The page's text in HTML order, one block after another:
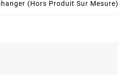
(hors Produit Sur Mesure)